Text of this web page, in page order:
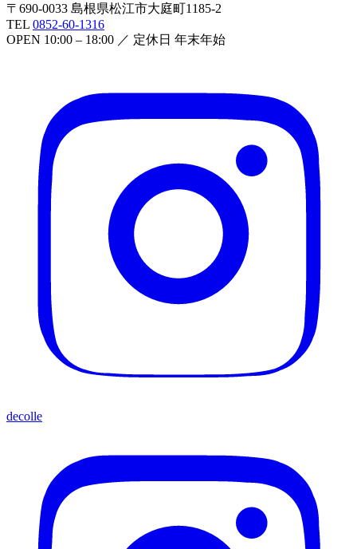
〒 690-0033 島根県松江市大庭町1185-2
TEL 0852-60-1316
OPEN 10:00 – 18:00 ／ 定休日 年末年始
decolle